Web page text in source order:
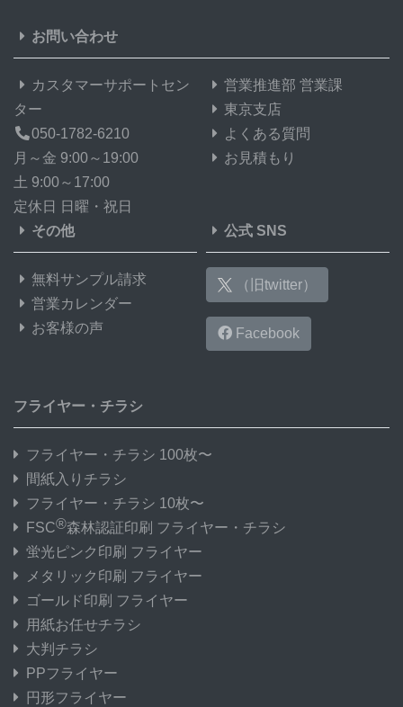
お問い合わせ
カスタマーサポートセン
ター
050-1782-6210
月～金 9:00～19:00
土 9:00～17:00
定休日 日曜・祝日
営業推進部 営業課
東京支店
よくある質問
お見積もり
その他
無料サンプル請求
営業カレンダー
お客様の声
公式 SNS
（旧twitter）
Facebook
フライヤー・チラシ
フライヤー・チラシ 100枚〜
間紙入りチラシ
フライヤー・チラシ 10枚〜
FSC®森林認証印刷 フライヤー・チラシ
蛍光ピンク印刷 フライヤー
メタリック印刷 フライヤー
ゴールド印刷 フライヤー
用紙お任せチラシ
大判チラシ
PPフライヤー
円形フライヤー